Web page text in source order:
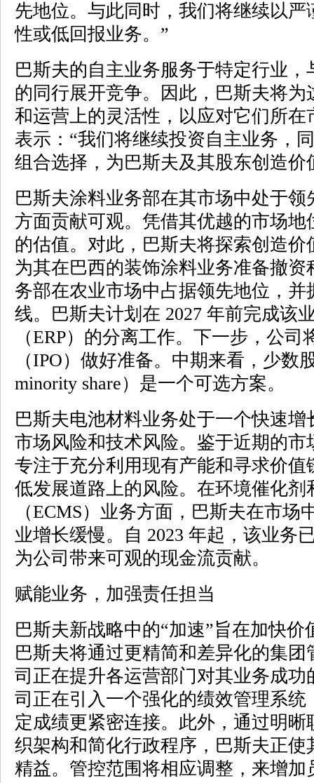
先地位。与此同时，我们将继续以
性或低回报业务。”
巴斯夫的自主业务服务于特定行业
的同行展开竞争。因此，巴斯夫将
和运营上的灵活性，以应对它们所
表示：“我们将继续投资自主业务，
组合选择，为巴斯夫及其股东创造价
巴斯夫涂料业务部在其市场中处于
方面贡献可观。凭借其优越的市场
的估值。对此，巴斯夫将探索创造
为其在巴西的装饰涂料业务准备撤
务部在农业市场中占据领先地位，并
线。巴斯夫计划在 2027 年前完成该
（ERP）的分离工作。下一步，公
（IPO）做好准备。中期来看，少数
minority share）是一个可选方案。
巴斯夫电池材料业务处于一个快速
市场风险和技术风险。鉴于近期的
专注于充分利用现有产能和寻求价
低发展道路上的风险。在环境催化剂
（ECMS）业务方面，巴斯夫在市
业增长缓慢。自 2023 年起，该业务
为公司带来可观的现金流贡献。
赋能业务，加强责任担当
巴斯夫新战略中的“加速”旨在加快
巴斯夫将通过更精简和差异化的集
司正在提升各运营部门对其业务成
司正在引入一个强化的绩效管理系
定成绩更紧密连接。此外，通过明
织架构和简化行政程序，巴斯夫正
精益。管控范围将相应调整，来增加